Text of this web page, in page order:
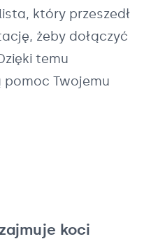
który przeszedł
żeby dołączyć
temu
pomoc Twojemu
koci